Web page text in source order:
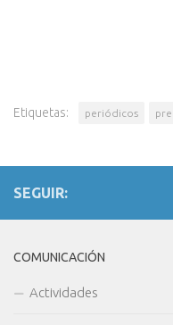
Etiquetas: periódicos
SEGUIR:
COMUNICACIÓN
Actividades